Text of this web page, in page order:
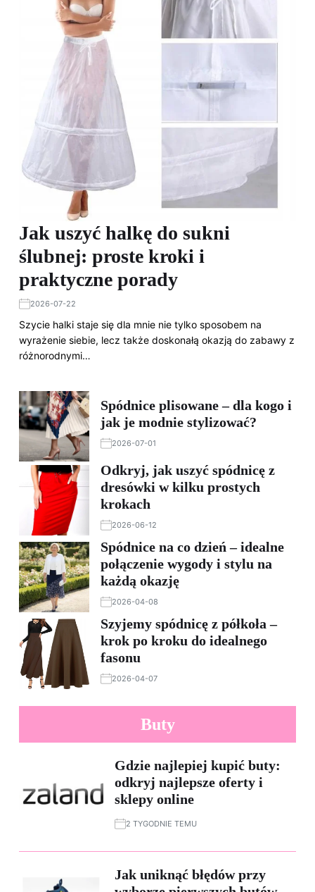
Jak uszyć halkę do sukni
ślubnej: proste kroki i
praktyczne porady
2026-07-22
Szycie halki staje się dla mnie nie tylko sposobem na
wyrażenie siebie, lecz także doskonałą okazją do zabawy z
różnorodnymi…
Spódnice plisowane – dla kogo i
jak je modnie stylizować?
2026-07-01
Odkryj, jak uszyć spódnicę z
dresówki w kilku prostych
krokach
2026-06-12
Spódnice na co dzień – idealne
połączenie wygody i stylu na
każdą okazję
2026-04-08
Szyjemy spódnicę z półkoła –
krok po kroku do idealnego
fasonu
2026-04-07
Buty
Gdzie najlepiej kupić buty:
odkryj najlepsze oferty i
sklepy online
2 TYGODNIE TEMU
Jak uniknąć błędów przy